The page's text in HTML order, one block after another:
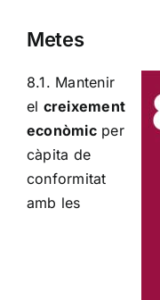
Metes
8.1. Mantenir
el creixement
econòmicper
càpita de
conformitat
amb les